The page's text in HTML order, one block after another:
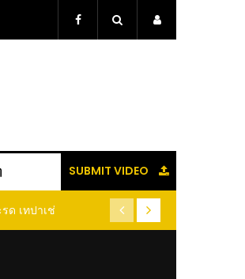
SUBMIT VIDEO
ตรกำจัดเพลี้ย มด
วน ลองทำดูสิ
(คลิป) ปลูกทุเรียนง่ายๆ ปลูก
ต้นคู่ แบบเสียบยอ